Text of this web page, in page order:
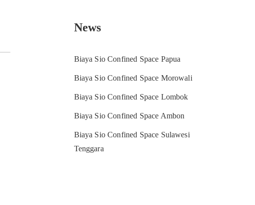
News
Biaya Sio Confined Space Papua
Biaya Sio Confined Space Morowali
Biaya Sio Confined Space Lombok
Biaya Sio Confined Space Ambon
Biaya Sio Confined Space Sulawesi
Tenggara